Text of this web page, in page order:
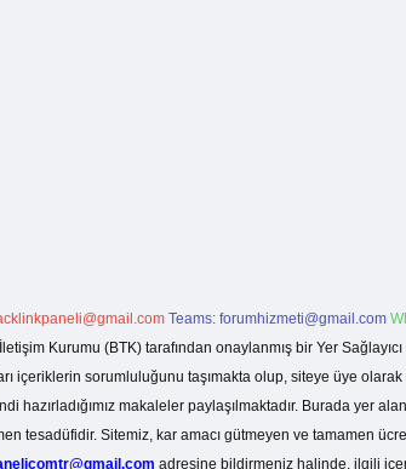
Teams: forumhizmeti@gmail.com
Kurumu (BTK) tarafından onaylanmış bir Yer
içeriklerin sorumluluğunu taşımakta olup, siteye üye
hazırladığımız makaleler paylaşılmaktadır. Burada yer
tesadüfidir. Sitemiz, kar amacı gütmeyen ve tamamen
adresine bildirmeniz halinde, ilgili